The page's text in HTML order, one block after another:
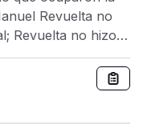
Revuelta no
Revuelta no hizo
el centro de su
las veces
diversos